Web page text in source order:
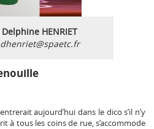
Delphine HENRIET
dhenriet@spaetc.fr
aujourd’hui dans le dico s’il n’y
à tous les coins de rue, s’accommode